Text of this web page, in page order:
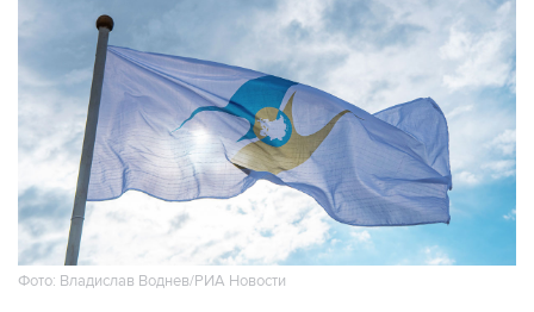
Фото: Владислав Воднев/РИА Новости